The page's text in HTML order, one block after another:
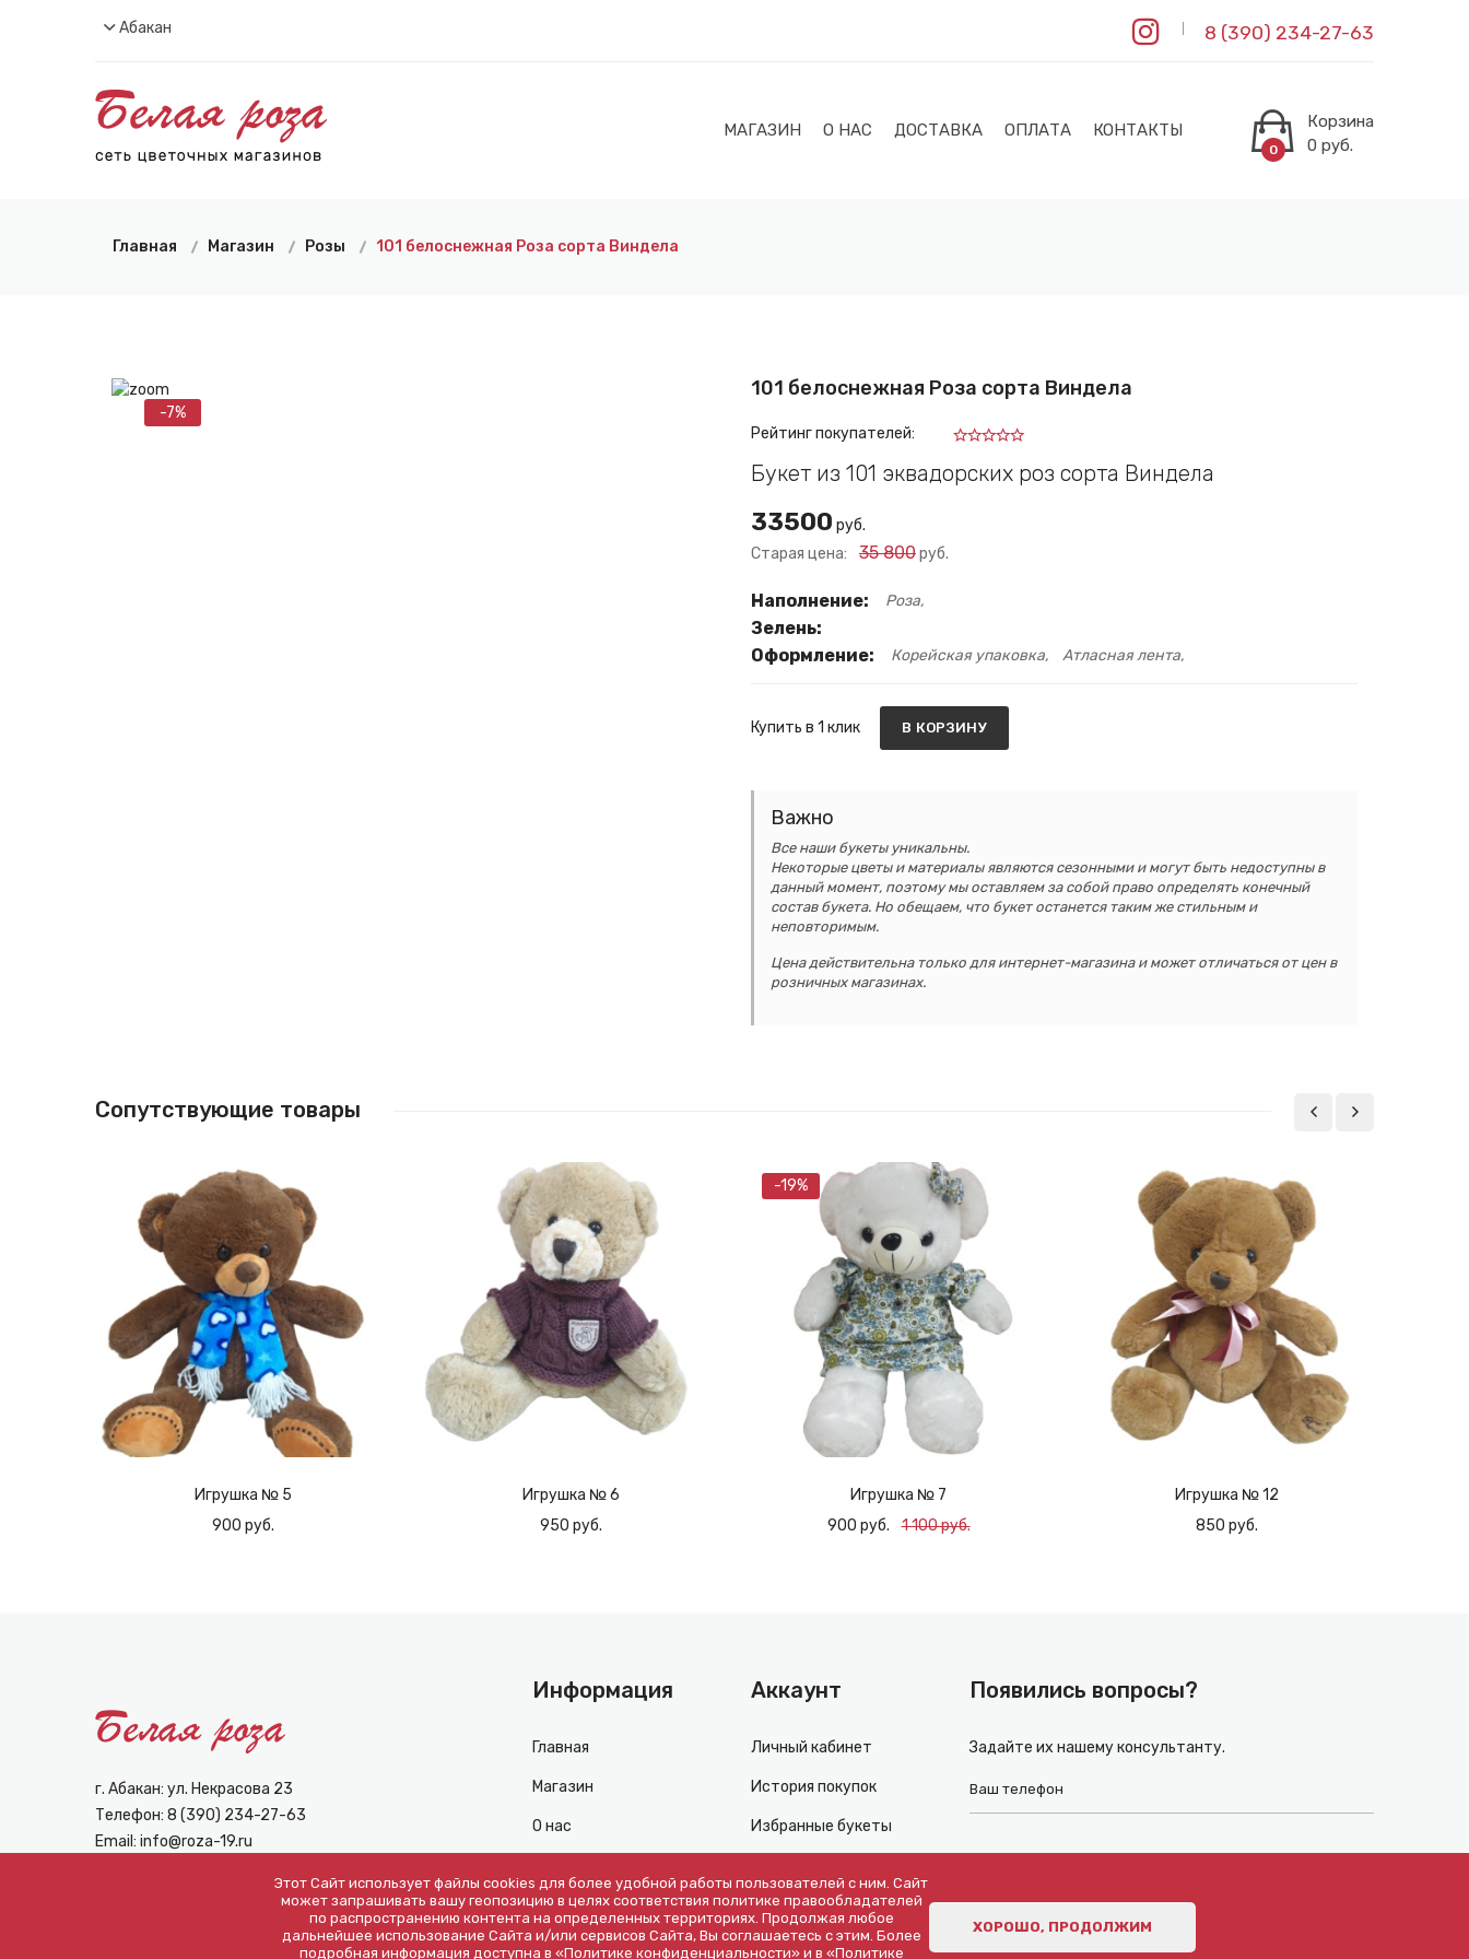
Абакан 8 (390) 234-27-63
МАГАЗИН О НАС ДОСТАВКА ОПЛАТА КОНТАКТЫ
0
Корзина
0 руб.
Главная Магазин Розы 101 белоснежная Роза сорта Виндела
-7%
101 белоснежная Роза сорта Виндела
Рейтинг покупателей:
Букет из 101 эквадорских роз сорта Виндела
33500 руб.
Старая цена:
35 800руб.
Наполнение: Роза
Зелень:
Оформление:
Корейская упаковка Атласная лента
Купить в 1 клик В КОРЗИНУ
Важно
Все наши букеты уникальны.
Некоторые цветы и материалы являются сезонными и могут быть недоступны в
данный момент, поэтому мы оставляем за собой право определять конечный
состав букета. Но обещаем, что букет останется таким же стильным и
неповторимым.
Цена действительна только для интернет-магазина и может отличаться от цен в
розничных магазинах.
Сопутствующие товары
Игрушка № 5
900 руб.
Игрушка № 6
950 руб.
-19%
Игрушка № 7
900 руб.
1 100 руб.
Игрушка № 12
850 руб.
г. Абакан: ул. Некрасова 23
Телефон: 8 (390) 234-27-63
Email: info@roza-19.ru
Информация
Главная
Магазин
О нас
Оплата
Контакты
Аккаунт
Личный кабинет
История покупок
Избранные букеты
Политика
конфиденциальности
Появились вопросы?
Задайте их нашему консультанту.
Этот Сайт использует файлы cookies для более удобной работы пользователей с ним. Сайт
может запрашивать вашу геопозицию в целях соответствия политике правообладателей
по распространению контента на определенных территориях. Продолжая любое
дальнейшее использование Сайта и/или сервисов Сайта, Вы соглашаетесь с этим. Более
подробная информация доступна в «Политике конфиденциальности»и в «Политике
ХОРОШО, ПРОДОЛЖИМ